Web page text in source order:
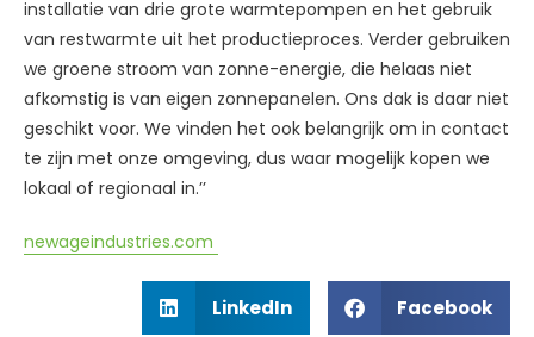
installatie van drie grote warmtepompen en het gebruik
van restwarmte uit het productieproces. Verder gebruiken
we groene stroom van zonne-energie, die helaas niet
afkomstig is van eigen zonnepanelen. Ons dak is daar niet
geschikt voor. We vinden het ook belangrijk om in contact
te zijn met onze omgeving, dus waar mogelijk kopen we
lokaal of regionaal in.’’
newageindustries.com
LinkedIn Facebook